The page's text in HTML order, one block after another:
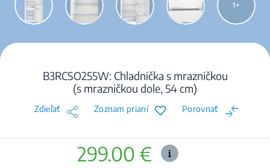
1
B3RCSO255W: Chladnička s mrazničkou
(s mrazničkou dole, 54 cm)
Zdieľať Zoznam prianí Porovnať
299.00 €